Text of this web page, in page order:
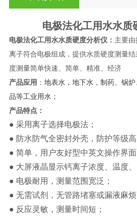
电极法化工用水水质
电极法化工用水水质硬度分析仪： 主要
离子符合电极组成，提供水质硬度测量
度测量简单快速、简单、精准、经济
产品应用 ： 地表水，地下水，制药、锅
品等工业用水；
产品特点：
● 采用离子选择电极法；
● 防水防气全密封外壳，防护等级高
● 简单，用户友好型中英文操作界面
● 大屏液晶显示钙离子浓度、温度
● 电极耐用，测量范围宽泛；
● 无需试剂，无管路堵塞或漏液麻烦
● 反应灵敏，测量时间短；